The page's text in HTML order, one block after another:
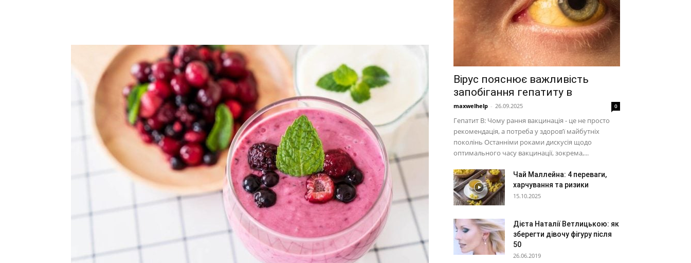
Вірус пояснює важливість
запобігання гепатиту в
maxwelhelp - 26.09.2025 0
Гепатит В: Чому рання вакцинація - це не просто
рекомендація, а потреба у здоров’ї майбутніх
поколінь Останніми роками дискусія щодо
оптимального часу вакцинації, зокрема,...
Чай Маллейна: 4 переваги,
харчування та ризики
15.10.2025
Дієта Наталії Ветлицькою: як
зберегти дівочу фігуру після
50
26.06.2019